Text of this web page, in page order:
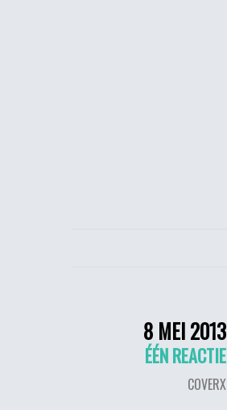
8 MEI 2013
ÉÉN REACTIE
COVERX